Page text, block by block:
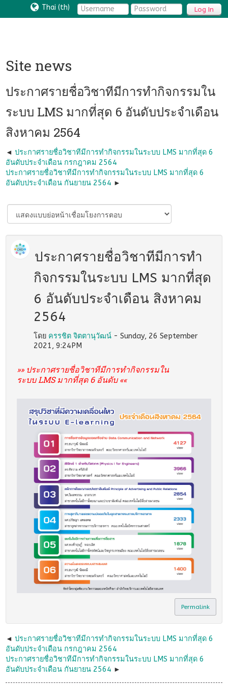
Log In
Thai ‎(th)‎
Site news
ประกาศรายชื่อวิชาทีมีการทำกิจกรรมใน
ระบบ LMS มากที่สุด 6 อันดับประจำเดือน
สิงหาคม 2564
ประกาศรายชื่อวิชาทีมีการทำกิจกรรมในระบบ LMS มากที่สุด 6
อันดับประจำเดือน กรกฎาคม 2564
ประกาศรายชื่อวิชาทีมีการทำกิจกรรมในระบบ LMS มากที่สุด 6
อันดับประจำเดือน กันยายน 2564
ประกาศรายชื่อวิชาทีมีการทำ
กิจกรรมในระบบ LMS มากที่สุด
6 อันดับประจำเดือน สิงหาคม
2564
โดย ครรชิต จิตตานุวัฒน์ - Sunday, 26 September
2021, 9:24PM
»» ประกาศรายชื่อวิชาทีมีการทำกิจกรรมใน
ระบบLMSมากที่สุด6 อันดับ««
Permalink
ประกาศรายชื่อวิชาทีมีการทำกิจกรรมในระบบ LMS มากที่สุด 6
อันดับประจำเดือน กรกฎาคม 2564
ประกาศรายชื่อวิชาทีมีการทำกิจกรรมในระบบ LMS มากที่สุด 6
อันดับประจำเดือน กันยายน 2564